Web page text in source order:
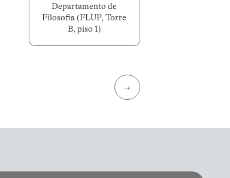
Departamento de
Filosofia (FLUP, Torre
B, piso 1)
→